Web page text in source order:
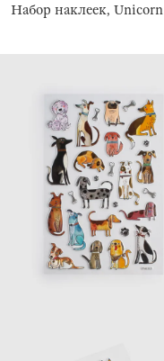
Набор наклеек, Unicorn